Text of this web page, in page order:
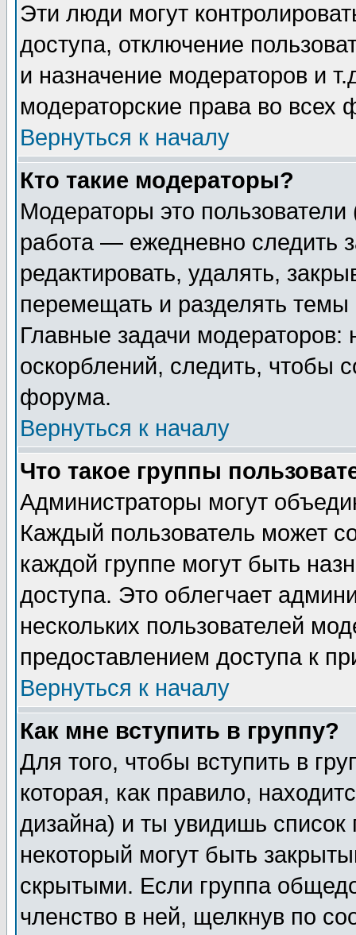
Эти люди могут
доступа, отключение
и назначение модераторов и
модераторские права во всех
Вернуться к началу
Кто такие модераторы?
Модераторы это
работа — ежедневно следить
редактировать, удалять,
перемещать и разделять
Главные задачи
оскорблений, следить, чтобы
форума.
Вернуться к началу
Что такое группы
Администраторы могут
Каждый пользователь может
каждой группе могут быть
доступа. Это облегчает
нескольких пользователей
предоставлением доступа к
Вернуться к началу
Как мне вступить в группу?
Для того, чтобы вступить в
которая, как правило,
дизайна) и ты увидишь
некоторый могут быть
скрытыми. Если группа
членство в ней, щелкнув по